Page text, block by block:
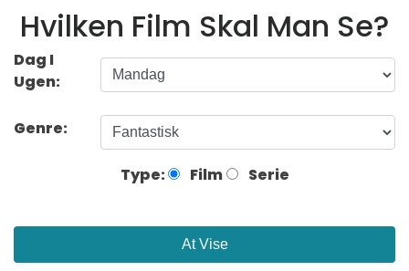
Hvilken Film Skal Man Se?
Dag I
Ugen:
Genre:
Type: Film Serie
At Vise